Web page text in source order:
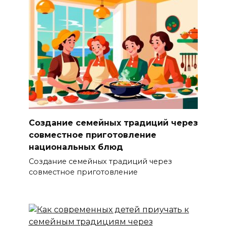
Создание семейных традиций через
совместное приготовление
национальных блюд
Создание семейных традиций через
совместное приготовление